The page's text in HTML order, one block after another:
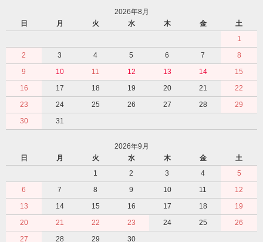
2026年8月
日
月 火 水 木 金
土
1
2
3 4 5 6 7
8
9
10 11 12 13 14
15
16
17 18 19 20 21
22
23
24 25 26 27 28
29
30
31
2026年9月
日
月 火 水 木 金
土
1
2 3 4
5
6
7 8 9 10 11
12
13
14 15 16 17 18
19
20
21 22 23 24 25
26
27
28 29 30